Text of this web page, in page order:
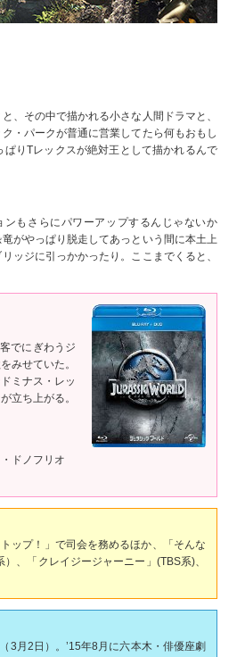
、その中で描かれる小さな人間ドラマと、
・パークが普通に営業してたら何もおもし
りTレックスが絶対王として描かれるんで
もさらにパワーアップするんじゃないか
がやっぱり脱走してあっという間に本土上
ッジに引っかかったり。ここまでくると、
でにぎわうジ
みせていた。
ミナス・レッ
立ち上がる。
ドノフリオ
ップ！」で司会を務めるほか、「そんな
、「クレイジージャーニー」(TBS系)、
3月2日）。’15年8月に六本木・俳優座劇